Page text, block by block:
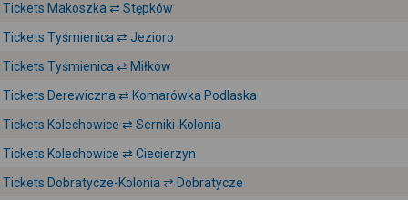
Tickets Makoszka ⇄ Stępków
Tickets Tyśmienica ⇄ Jezioro
Tickets Tyśmienica ⇄ Miłków
Tickets Derewiczna ⇄ Komarówka Podlaska
Tickets Kolechowice ⇄ Serniki-Kolonia
Tickets Kolechowice ⇄ Ciecierzyn
Tickets Dobratycze-Kolonia ⇄ Dobratycze